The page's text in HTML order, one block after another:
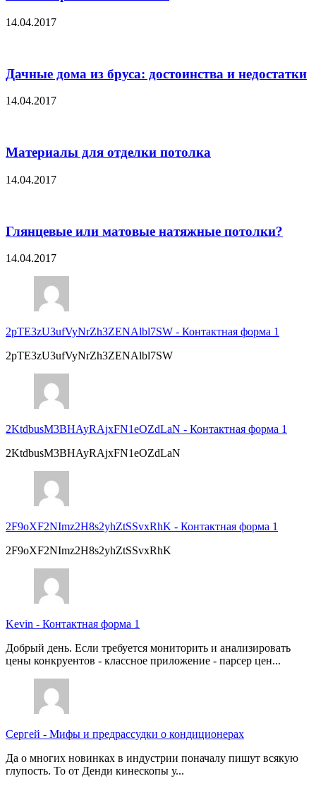
14.04.2017
Дачные дома из бруса: достоинства и недостатки
14.04.2017
Материалы для отделки потолка
14.04.2017
Глянцевые или матовые натяжные потолки?
14.04.2017
2pTE3zU3ufVyNrZh3ZENAlbl7SW - Контактная форма 1
2pTE3zU3ufVyNrZh3ZENAlbl7SW
2KtdbusM3BHAyRAjxFN1eOZdLaN - Контактная форма 1
2KtdbusM3BHAyRAjxFN1eOZdLaN
2F9oXF2NImz2H8s2yhZtSSvxRhK - Контактная форма 1
2F9oXF2NImz2H8s2yhZtSSvxRhK
Kevin - Контактная форма 1
Добрый день. Если требуется мониторить и анализировать
цены конкруентов - классное приложение - парсер цен...
Сергей - Мифы и предрассудки о кондиционерах
Да о многих новинках в индустрии поначалу пишут всякую
глупость. То от Денди кинескопы у...